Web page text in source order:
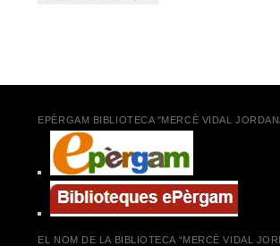
EPÈRGAM BIBLIOTECA "MERCÈ VIDAL
EL NOM DE LA BIBLIOTECA “MERCÈ VIDAL